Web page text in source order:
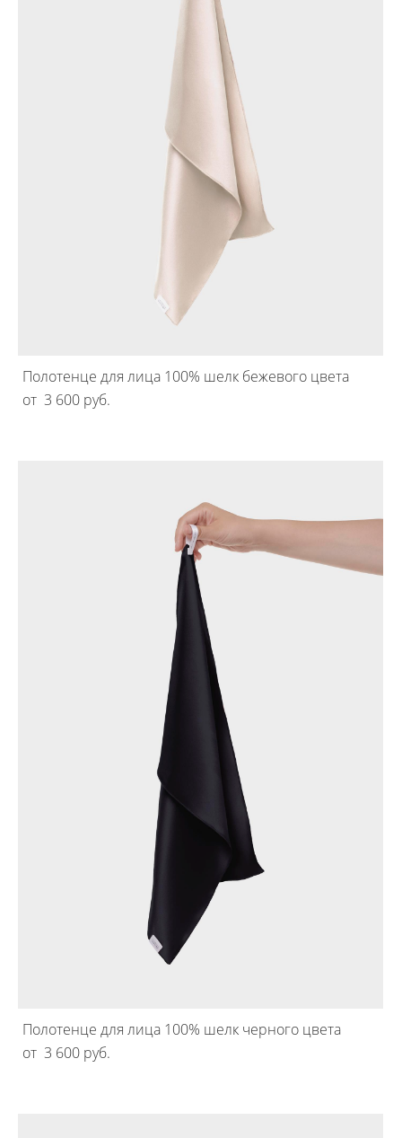
Полотенце для лица 100% шелк бежевого цвета
от 3 600 pуб.
Полотенце для лица 100% шелк черного цвета
от 3 600 pуб.